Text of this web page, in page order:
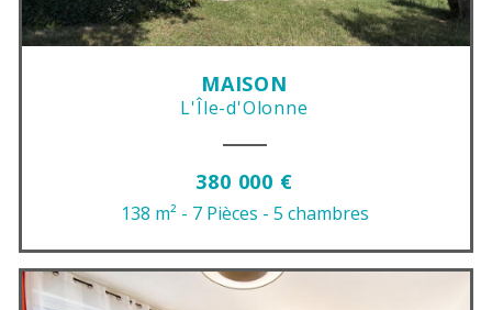
MAISON
L'Île-d'Olonne
380 000 €
138 m² - 7 Pièces - 5 chambres